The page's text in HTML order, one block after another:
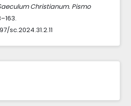
Christianum. Pismo
sc.2024.31.2.11